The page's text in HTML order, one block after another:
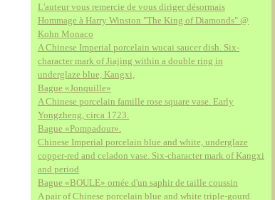
L'auteur vous remercie de vous diriger désormais
Hommage à Harry Winston "The King of Diamonds" @
Kohn Monaco
A Chinese Imperial porcelain wucai saucer dish. Six-
character mark of Jiajing within a double ring in
underglaze blue, Kangxi,
Bague «Jonquille»
A Chinese porcelain famille rose square vase. Early
Yongzheng, circa 1723.
Bague «Pompadour».
Chinese Imperial porcelain blue and white, underglaze
copper-red and celadon vase. Six-character mark of Kangxi
and period
Bague «BOULE» ornée d'un saphir de taille coussin
A pair of Chinese porcelain blue and white triple-gourd